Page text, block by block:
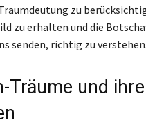
zu
zu erhalten und die
senden, richtig zu verstehen.
Träume und ihre